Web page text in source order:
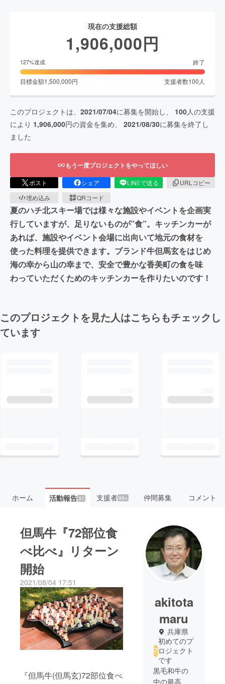
現在の支援総額
1,906,000円
127%達成 終了
目標金額1,500,000円 支援者数100 人
このプロジェクトは、 2021/07/04に募集を開始し、 100人の支援
により 1,906,000円の資金を集め、 2021/08/30に募集を終了し
ました
もう一度プロジェクトをやってほしい
ポスト シェア LINEで送る
URLコピー
埋め込み
QRコード
夏のハチ北スキー場では様々な施設やイベントを企画実
行していますが、足りないものが”食”。キッチンカーが
あれば、施設やイベント会場に出向いて地元の食材を
使った料理を提供できます。ブランド牛但馬玄をはじめ
海の幸から山の幸まで、安全で豊かな香美町の食を味
わっていただくためのキッチンカーを作りたいのです！
このプロジェクトを見た人はこちらもチェックし
ています
ホーム 活動報告31 支援者99+ 仲間募集 コメント
但馬牛『72部位食
べ比べ』リターン
開始
2021/08/04 17:51
『但馬牛(但馬玄)72部位食べ
akitota
maru
兵庫県
初めてのプ
ロジェクト
です
黒毛和牛の
中の最高